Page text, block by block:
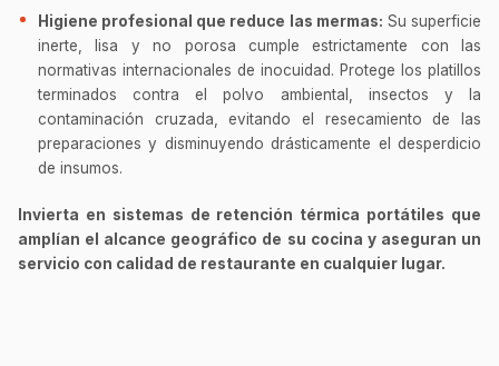
Higiene profesional que reduce las mermas: Su superficie
inerte, lisa y no porosa cumple estrictamente con las
normativas internacionales de inocuidad. Protege los platillos
terminados contra el polvo ambiental, insectos y la
contaminación cruzada, evitando el resecamiento de las
preparaciones y disminuyendo drásticamente el desperdicio
de insumos.
Invierta en sistemas de retención térmica portátiles que
amplían el alcance geográfico de su cocina y aseguran un
servicio con calidad de restaurante en cualquier lugar.